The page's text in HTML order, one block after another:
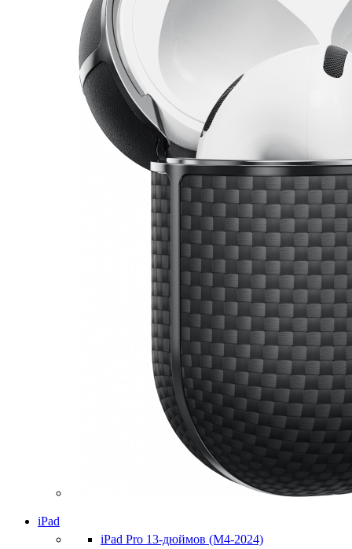
iPad
iPad Pro 13-дюймов (M4-2024)